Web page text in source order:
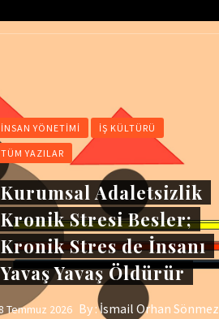
İNSAN YÖNETIMI İŞ KÜLTÜRÜ
TÜM YAZILAR
Kurumsal Adaletsizlik
Kronik Stresi Besler;
Kronik Stres de İnsanı
Yavaş Yavaş Öldürür
Temmuz 2026 By :İsmail Orhan Sönmez